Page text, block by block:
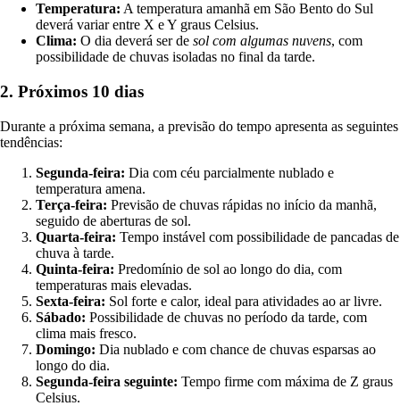
Temperatura: A temperatura amanhã em São Bento do Sul
deverá variar entre X e Y graus Celsius.
Clima: O dia deverá ser de sol com algumas nuvens, com
possibilidade de chuvas isoladas no final da tarde.
2. Próximos 10 dias
Durante a próxima semana, a previsão do tempo apresenta as seguintes
tendências:
Segunda-feira: Dia com céu parcialmente nublado e
temperatura amena.
Terça-feira: Previsão de chuvas rápidas no início da manhã,
seguido de aberturas de sol.
Quarta-feira: Tempo instável com possibilidade de pancadas de
chuva à tarde.
Quinta-feira: Predomínio de sol ao longo do dia, com
temperaturas mais elevadas.
Sexta-feira: Sol forte e calor, ideal para atividades ao ar livre.
Sábado: Possibilidade de chuvas no período da tarde, com
clima mais fresco.
Domingo: Dia nublado e com chance de chuvas esparsas ao
longo do dia.
Segunda-feira seguinte: Tempo firme com máxima de Z graus
Celsius.